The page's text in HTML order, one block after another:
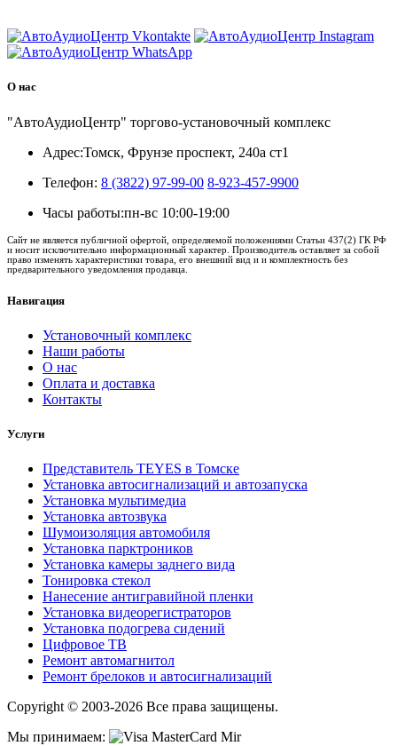
О нас
"АвтоАудиоЦентр" торгово-установочный комплекс
Адрес:Томск, Фрунзе проспект, 240а ст1
Телефон: 8 (3822) 97-99-00 8-923-457-9900
Часы работы:пн-вс 10:00-19:00
Сайт не является публичной офертой, определяемой положениями Статьи 437(2) ГК РФ
и носит исключительно информационный характер. Производитель оставляет за собой
право изменять характеристики товара, его внешний вид и и комплектность без
предварительного уведомления продавца.
Навигация
Установочный комплекс
Наши работы
О нас
Оплата и доставка
Контакты
Услуги
Представитель TEYES в Томске
Установка автосигнализаций и автозапуска
Установка мультимедиа
Установка автозвука
Шумоизоляция автомобиля
Установка парктроников
Установка камеры заднего вида
Тонировка стекол
Нанесение антигравийной пленки
Установка видеорегистраторов
Установка подогрева сидений
Цифровое ТВ
Ремонт автомагнитол
Ремонт брелоков и автосигнализаций
Copyright © 2003-2026 Все права защищены.
Мы принимаем: